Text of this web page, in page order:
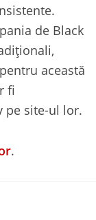
de Black
această
fi
pe site-ul lor.
.